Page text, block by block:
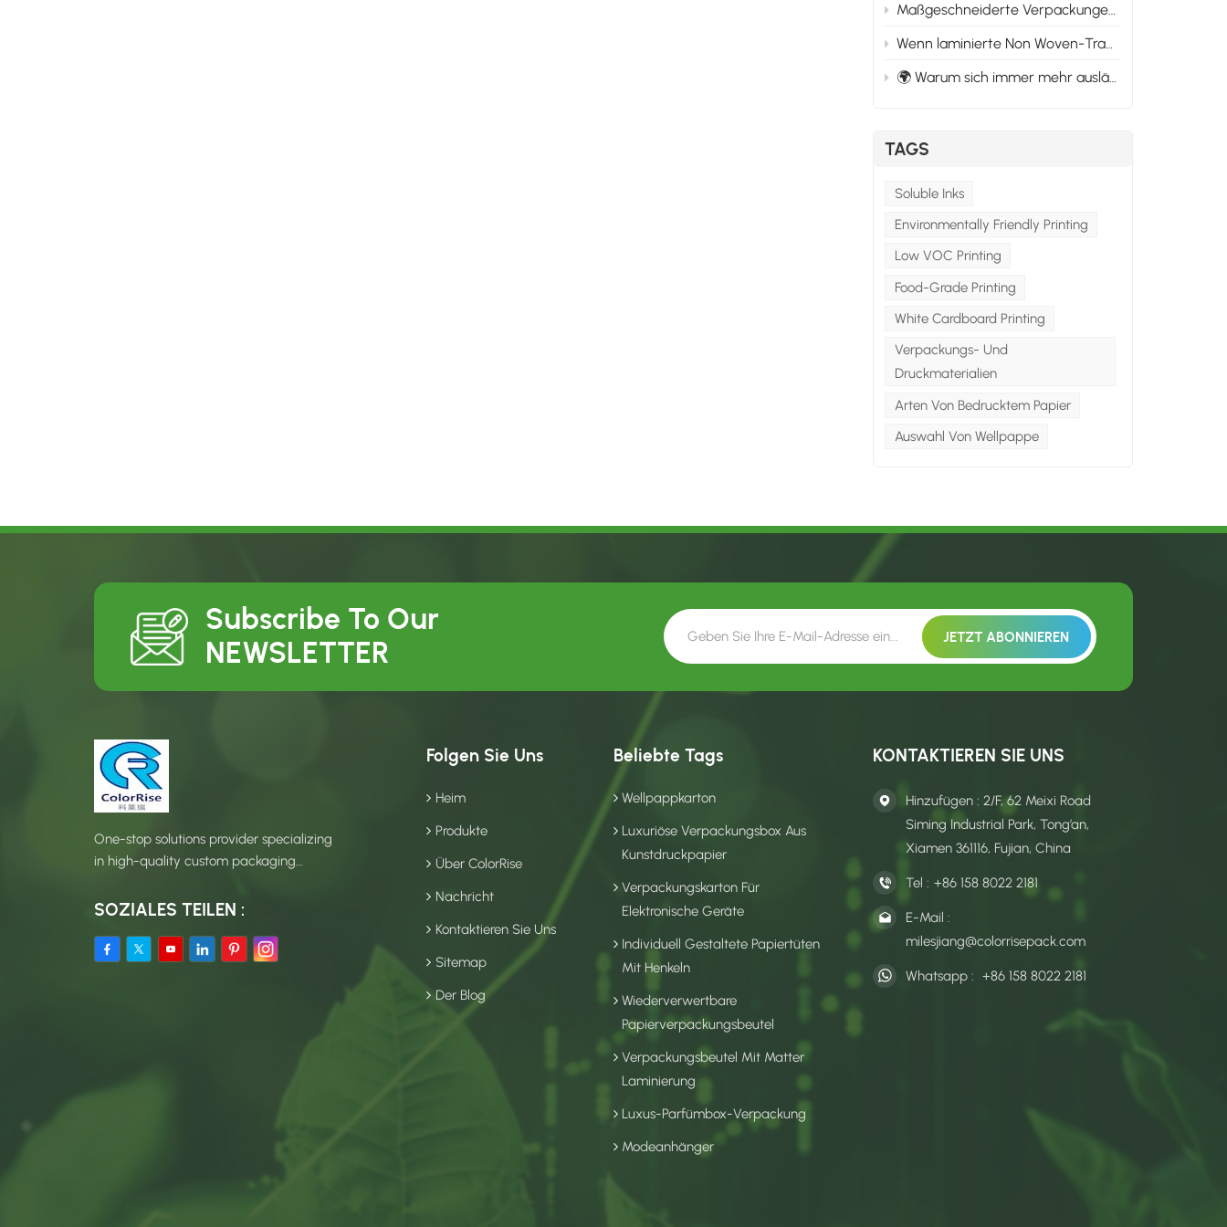
Maßgeschneiderte Verpackungen für sich entwickelnde Marktbedürfnisse: Anpassung an den Wandel
Wenn laminierte Non Woven-Tragetaschen versagen: Was schief geht und wie man es verhindert
🌍 Warum sich immer mehr ausländische Käufer für kundenspezifische Verpackungslieferanten in China entscheiden.
TAGS
Soluble Inks
Environmentally Friendly Printing
Low VOC Printing
Food-Grade Printing
White Cardboard Printing
Verpackungs- Und
Druckmaterialien
Arten Von Bedrucktem Papier
Auswahl Von Wellpappe
Subscribe To Our
NEWSLETTER
One-stop solutions provider specializing
in high-quality custom packaging
SOZIALES TEILEN :
Folgen Sie Uns
Heim
Produkte
Über ColorRise
Nachricht
Kontaktieren Sie Uns
Sitemap
Der Blog
Beliebte Tags
Wellpappkarton
Luxuriöse Verpackungsbox Aus
Kunstdruckpapier
Verpackungskarton Für
Elektronische Geräte
Individuell Gestaltete Papiertüten
Mit Henkeln
Wiederverwertbare
Papierverpackungsbeutel
Verpackungsbeutel Mit Matter
Laminierung
Luxus-Parfümbox-Verpackung
Modeanhänger
KONTAKTIEREN SIE UNS
Hinzufügen : 2/F, 62 Meixi Road
Siming Industrial Park, Tong’an,
Xiamen 361116, Fujian, China
Tel : +86 158 8022 2181
E-Mail :
milesjiang@colorrisepack.com
Whatsapp : +86 158 8022 2181